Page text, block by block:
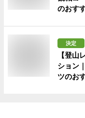
のおす
決定
【登山
ション
ツのお